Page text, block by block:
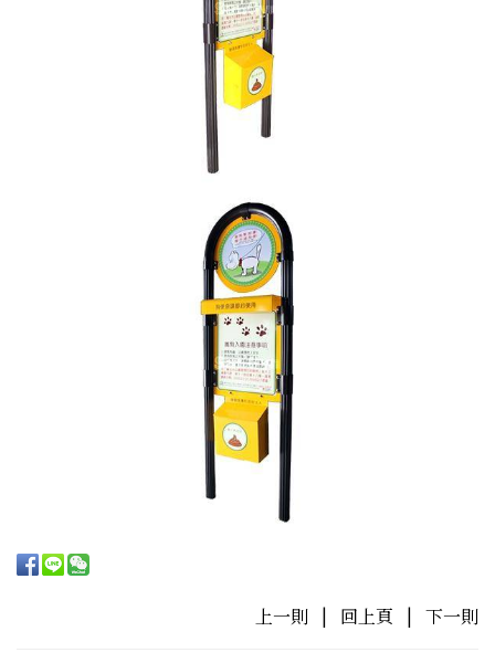
上一則 | 回上頁 | 下一則